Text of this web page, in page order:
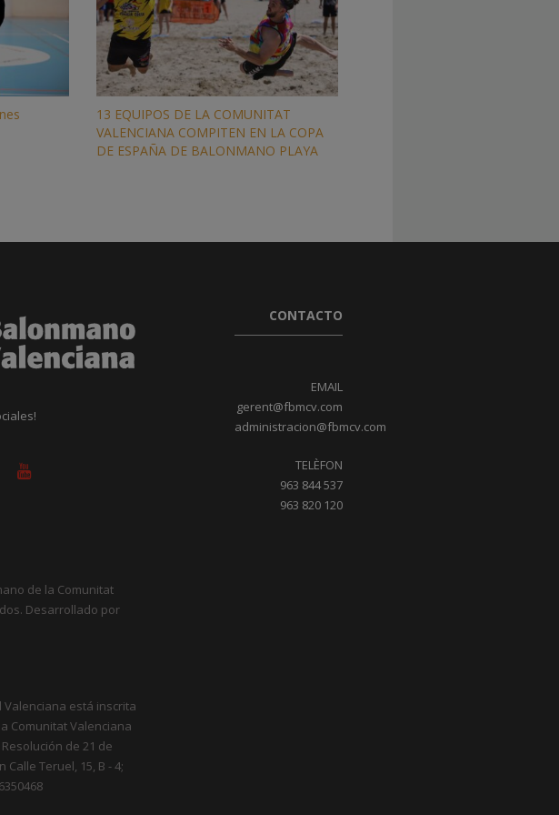
13 EQUIPOS DE LA COMUNITAT
VALENCIANA COMPITEN EN LA COPA
DE ESPAÑA DE BALONMANO PLAYA
de la Comunitat
Desarrollado por
está inscrita
Comunitat Valenciana
de 21 de
Teruel, 15, B - 4;
CONTACTO
EMAIL
gerent@fbmcv.com
administracion@fbmcv.com
TELÈFON
963 844 537
963 820 120